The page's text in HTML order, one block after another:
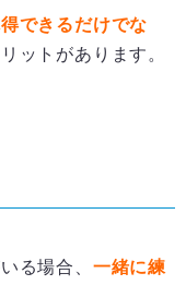
できるだけでな
ットがあります。
る場合、 一緒に練